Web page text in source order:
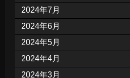
2024年7月
2024年6月
2024年5月
2024年4月
2024年3月